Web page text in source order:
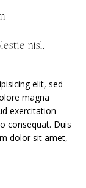
nisl.
elit, sed
magna
exercitation
consequat. Duis
dolor sit amet,